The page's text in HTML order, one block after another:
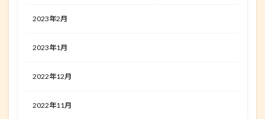
2023年2月
2023年1月
2022年12月
2022年11月